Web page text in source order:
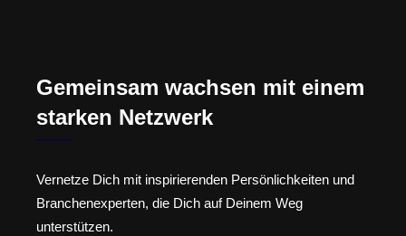
Gemeinsam wachsen mit einem
starken Netzwerk
Vernetze Dich mit inspirierenden Persönlichkeiten und
Branchenexperten, die Dich auf Deinem Weg
unterstützen.